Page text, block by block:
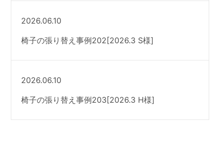
2026.06.10
椅子の張り替え事例202[2026.3 S様]
2026.06.10
椅子の張り替え事例203[2026.3 H様]